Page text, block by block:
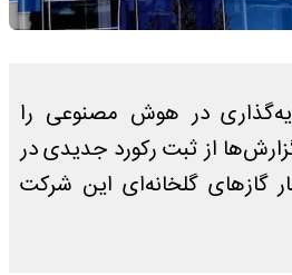
در هوش مصنوعی را
از ثبت رکورد جدیدی در
گازهای گلخانه‌ای این شرکت